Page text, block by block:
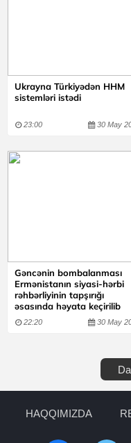
Ukrayna Türkiyədən HHM
sistemləri istədi
23:00 30 May
Gəncənin bombalanması
Ermənistanın siyasi-hərbi
rəhbərliyinin tapşırığı
əsasında həyata keçirilib
22:20 30 May
HAQQIMIZDA